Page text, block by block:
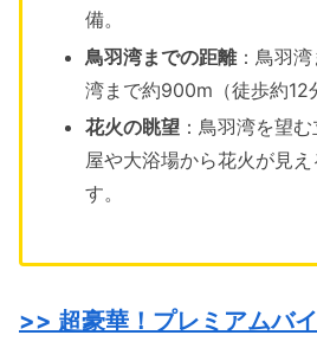
備。
鳥羽湾までの距離：鳥羽
湾まで約900m（徒歩約12
花火の眺望 ：鳥羽湾を望
屋や大浴場から花火が見
す。
>> 超豪華！プレミアムバ